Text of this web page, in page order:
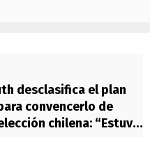
desclasifica el plan
convencerlo de
chilena: “Estuvo